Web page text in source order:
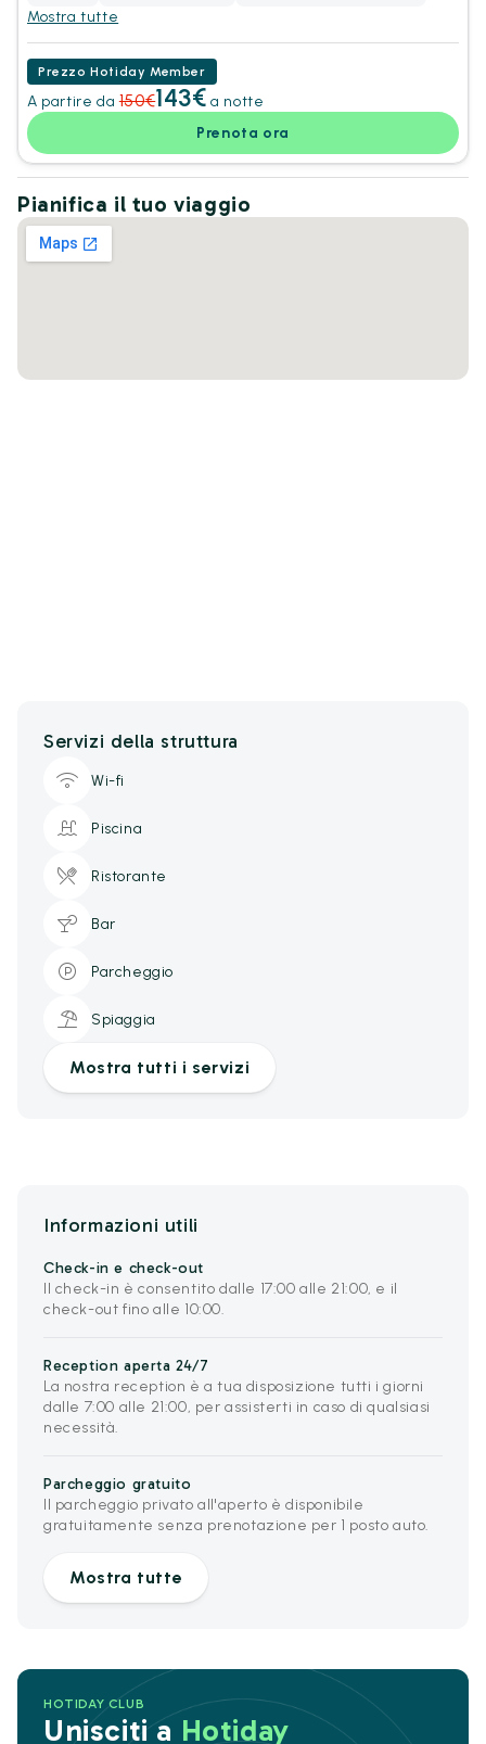
Mostra tutte
Prezzo Hotiday Member
A partire da 150€143€ a notte
Prenota ora
Pianifica il tuo viaggio
Servizi della struttura
Wi-fi
Piscina
Ristorante
Bar
Parcheggio
Spiaggia
Mostra tutti i servizi
Informazioni utili
Check-in e check-out
Il check-in è consentito dalle 17:00 alle 21:00, e il
check-out fino alle 10:00.
Reception aperta 24/7
La nostra reception è a tua disposizione tutti i giorni
dalle 7:00 alle 21:00, per assisterti in caso di qualsiasi
necessità.
Parcheggio gratuito
Il parcheggio privato all'aperto è disponibile
gratuitamente senza prenotazione per 1 posto auto.
Mostra tutte
HOTIDAY CLUB
Unisciti a Hotiday